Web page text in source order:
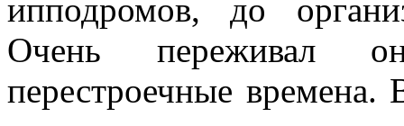
ипподромов, до
Очень переживал
перестроечные времена.